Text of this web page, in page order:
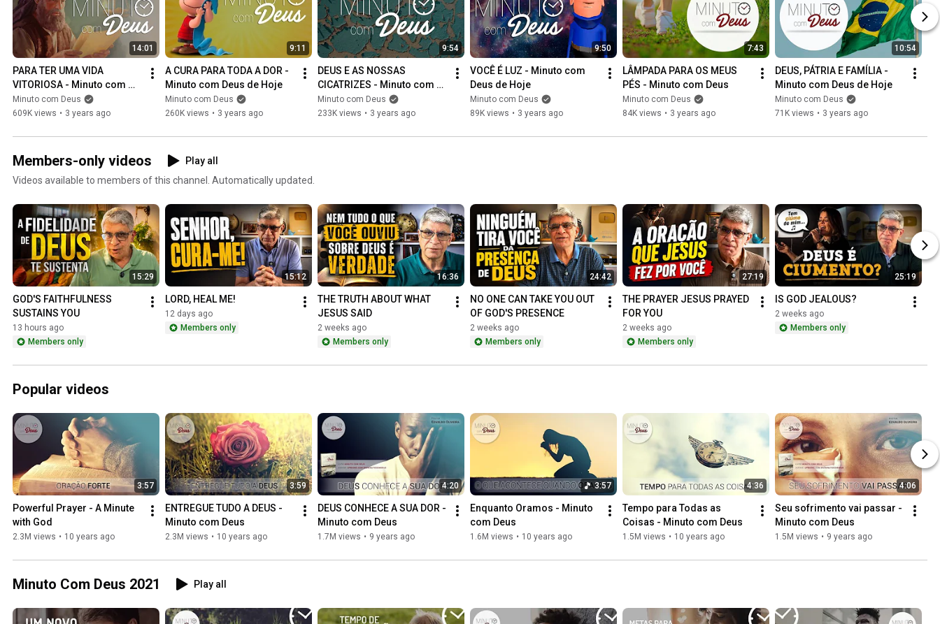
14:01
PARA TER UMA VIDA
VITORIOSA - Minuto com
Deus de Hoje
Minuto com Deus
609K views • 3 years ago
9:11
A CURA PARA TODA A DOR -
Minuto com Deus de Hoje
Minuto com Deus
260K views • 3 years ago
9:54
DEUS E AS NOSSAS
CICATRIZES - Minuto com
Deus de Hoje
Minuto com Deus
233K views • 3 years ago
9:50
VOCÊ É LUZ - Minuto com
Deus de Hoje
Minuto com Deus
89K views • 3 years ago
7:43
LÂMPADA PARA OS MEUS
PÉS - Minuto com Deus
Minuto com Deus
84K views • 3 years ago
10:54
DEUS, PÁTRIA E FAMÍLIA -
Minuto com Deus de Hoje
Minuto com Deus
71K views • 3 years ago
Members-only videos
Play all
Videos available to members of this channel. Automatically updated.
15:29
GOD'S FAITHFULNESS
SUSTAINS YOU
13 hours ago
Members only
15:12
LORD, HEAL ME!
12 days ago
Members only
16:36
THE TRUTH ABOUT WHAT
JESUS SAID
2 weeks ago
Members only
24:42
NO ONE CAN TAKE YOU OUT
OF GOD'S PRESENCE
2 weeks ago
Members only
27:19
THE PRAYER JESUS PRAYED
FOR YOU
2 weeks ago
Members only
25:19
IS GOD JEALOUS?
2 weeks ago
Members only
Popular videos
3:57
Powerful Prayer - A Minute
with God
2.3M views • 10 years ago
3:59
ENTREGUE TUDO A DEUS -
Minuto com Deus
2.3M views • 10 years ago
4:20
DEUS CONHECE A SUA DOR -
Minuto com Deus
1.7M views • 9 years ago
3:57
Enquanto Oramos - Minuto
com Deus
1.6M views • 10 years ago
4:36
Tempo para Todas as
Coisas - Minuto com Deus
1.5M views • 10 years ago
4:06
Seu sofrimento vai passar -
Minuto com Deus
1.5M views • 9 years ago
Minuto Com Deus 2021 Play all